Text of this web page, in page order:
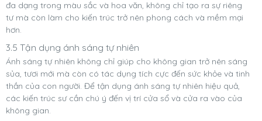
đa dạng trong màu sắc và hoa văn, không chỉ tạo ra sự riêng
tư mà còn làm cho kiến trúc trở nên phong cách và mềm mại
hơn.
3.5 Tận dụng ánh sáng tự nhiên
Ánh sáng tự nhiên không chỉ giúp cho không gian trở nên sáng
sủa, tươi mới mà còn có tác dụng tích cực đến sức khỏe và tinh
thần của con người. Để tận dụng ánh sáng tự nhiên hiệu quả,
các kiến trúc sư cần chú ý đến vị trí cửa sổ và cửa ra vào của
không gian.